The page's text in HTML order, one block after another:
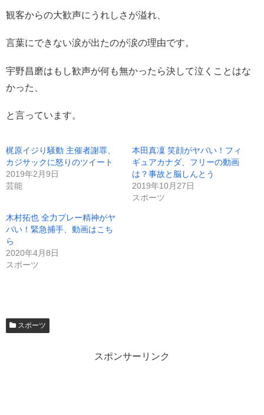
観客からの大歓声にうれしさが溢れ、
言葉にできない涙が出たのが涙の理由です。
宇野昌磨はもし歓声が何も無かったら決して泣くことはな
かった、
と言っています。
梶原イジり騒動 主催者謝罪、
カジサックに怒りのツイート
2019年2月9日
芸能
本田真凜 笑顔がヤバい！フィ
ギュアカナダ、フリーの動画
は？事故と脳しんとう
2019年10月27日
スポーツ
木村拓也 全力プレー精神がヤ
バい！緊急捕手、動画はこち
ら
2020年4月8日
スポーツ
スポーツ
スポンサーリンク